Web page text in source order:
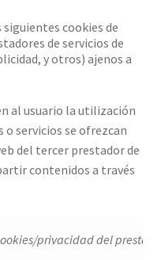
cookies de
de servicios de
y otros) ajenos a
al usuario la utilización
servicios se ofrezcan
del tercer prestador de
contenidos a través
privacidad del